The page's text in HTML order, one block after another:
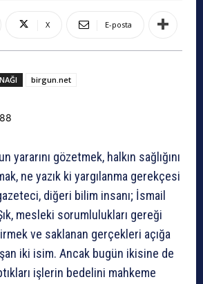
X E-posta
birgun.net
88
yararını gözetmek, halkın sağlığını
ne yazık ki yargılanma gerekçesi
diğeri bilim insanı; İsmail
mesleki sorumlulukları gereği
ve saklanan gerçekleri açığa
iki isim. Ancak bugün ikisine de
işlerin bedelini mahkeme